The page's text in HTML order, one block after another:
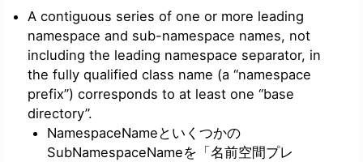
A contiguous series of one or more leading
namespace and sub-namespace names, not
including the leading namespace separator, in
the fully qualified class name (a “namespace
prefix”) corresponds to at least one “base
directory”.
NamespaceNameといくつかの
SubNamespaceNameを「名前空間プレ